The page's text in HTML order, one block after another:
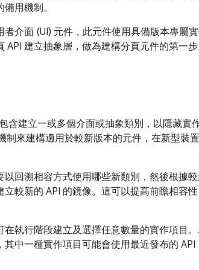
用機制。
介面 (UI) 元件，此元件使用具備版本專屬
建立抽象層，做為建構分頁元件的第一步
含建立一或多個介面或抽象類別，以隱藏實
制來建構適用於較新版本的元件，在新型裝
回溯相容方式使用哪些新類別，然後根據
較新的 API 的鏡像。這可以提高前瞻相容
在執行階段建立及選擇任意數量的實作項目
中一種實作項目可能會使用最近發布的